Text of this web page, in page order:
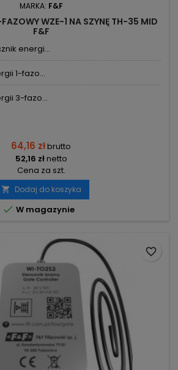
MARKA: F&F
FAZOWY WZE-1 NA SZYNĘ TH-35 MID
F&F
energi...
1-fazo...
3-fazo...
64,16 złbrutto
52,16 złnetto
Cena za szt.
 Dodaj do koszyka
 W magazynie
favorite_border